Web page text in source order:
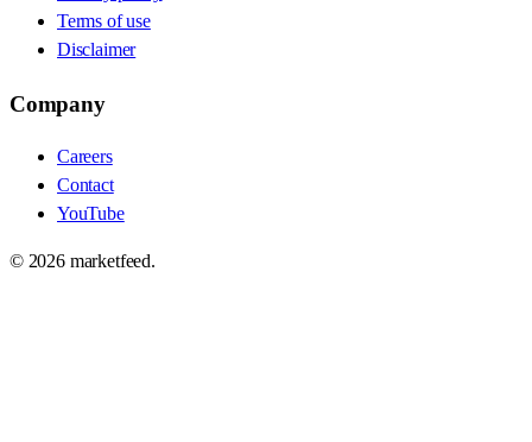
Terms of use
Disclaimer
Company
Careers
Contact
YouTube
© 2026marketfeed.